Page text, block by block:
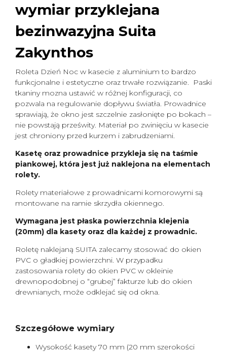
wymiar przyklejana
bezinwazyjna Suita
Zakynthos
Roleta Dzień Noc w kasecie z aluminium to bardzo
funkcjonalne i estetyczne oraz trwałe rozwiązanie. Paski
tkaniny mozna ustawić w różnej konfiguracji, co
pozwala na regulowanie dopływu światła. Prowadnice
sprawiają, że okno jest szczelnie zasłonięte po bokach –
nie powstają prześwity. Materiał po zwinięciu w kasecie
jest chroniony przed kurzem i zabrudzeniami.
Kasetę oraz prowadnice przykleja się na taśmie
piankowej, która jest już naklejona na elementach
rolety.
Rolety materiałowe z prowadnicami komorowymi są
montowane na ramie skrzydła okiennego.
Wymagana jest płaska powierzchnia klejenia
(20mm) dla kasety oraz dla każdej z prowadnic.
Roletę naklejaną SUITA zalecamy stosować do okien
PVC o gładkiej powierzchni. W przypadku
zastosowania rolety do okien PVC w okleinie
drewnopodobnej o “grubej” fakturze lub do okien
drewnianych, może odklejać się od okna.
Szczegółowe wymiary
Wysokość kasety 70 mm (20 mm szerokości